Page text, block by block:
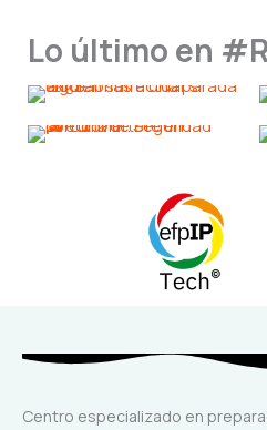
Lo último en
Centro especializado en